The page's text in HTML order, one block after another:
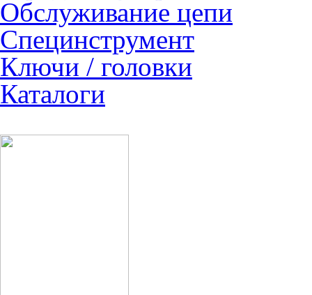
Обслуживание цепи
Специнструмент
Ключи / головки
Каталоги